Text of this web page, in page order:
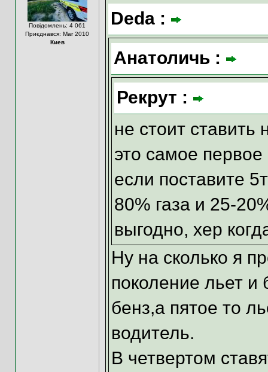
Повідомлень: 4 061
Приєднався: Mar 2010
Киев
Deda :
Анатоличь :
Рекрут :
не стоит
это самое первое
если поставите
80% газа и 25-
выгодно, хер
Ну на сколько я
поколение льет и
бенз,а пятое то
водитель.
В четвертом